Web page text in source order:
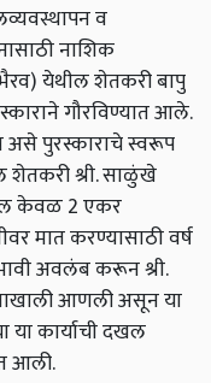
व
नाशिक
येथील शेतकरी बापु
गौरविण्यात आले.
असे पुरस्काराचे स्वरूप
शेतकरी श्री. साळुंखे
केवळ 2 एकर
मात करण्यासाठी वर्ष
अवलंब करून श्री.
आणली असून या
या कार्याची दखल
आली.